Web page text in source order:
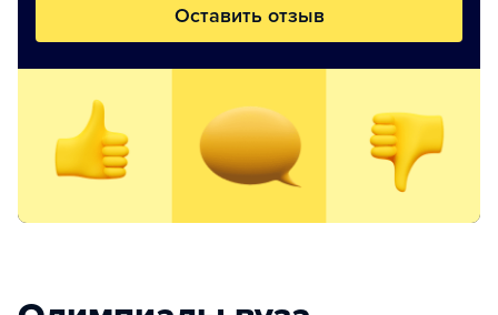
Оставить отзыв